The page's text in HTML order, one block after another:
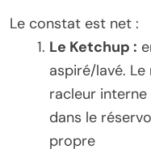
Le constat est net :
Le Ketchup :
aspiré/lavé.
racleur
dans le
propre